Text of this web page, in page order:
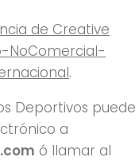
de Creative
NoComercial-
.
Deportivos puede
a
ó llamar al